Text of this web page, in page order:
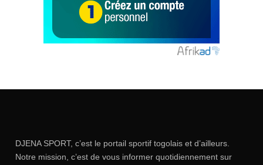
DJENA SPORT, c’est le portail sportif togolais et d’ailleurs.
Notre mission, c’est de vous informer quotidiennement sur